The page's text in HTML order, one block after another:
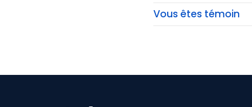
Vous êtes témoin